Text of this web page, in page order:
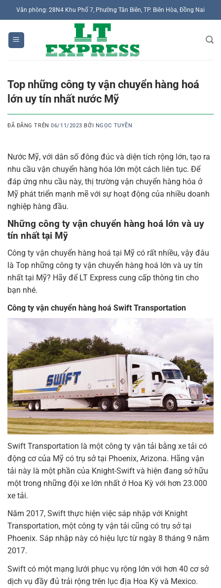
Chuyển
đến
nội
dung
Văn phòng: 28N4 Khu Phố 7, Phường Tân Biên, TP. Biên Hòa, Đồng Nai
Top những công ty vận chuyển hàng hoá
lớn uy tín nhất nước Mỹ
ĐÃ ĐĂNG TRÊN06/11/2023 BỞI NGỌC TUYỀN
Nước Mỹ, với dân số đông đúc và diện tích rộng lớn, tạo ra
nhu cầu vận chuyển hàng hóa lớn một cách liên tục. Để
đáp ứng nhu cầu này, thị trường vận chuyển hàng hóa ở
Mỹ phát triển mạnh mẽ với sự hoạt động của nhiều doanh
nghiệp hàng đầu.
Những công ty vận chuyển hàng hoá lớn và uy
tín nhất tại Mỹ
Công ty vận chuyển hàng hoá tại Mỹ có rất nhiều, vậy đâu
là Top những công ty vận chuyển hàng hoá lớn và uy tín
nhất tại Mỹ? Hãy để LT Express cung cấp thông tin cho
bạn nhé.
Công ty vận chuyển hàng hoá Swift Transportation
Swift Transportation là một công ty vận tải bằng xe tải có
động cơ của Mỹ có trụ sở tại Phoenix, Arizona. Hãng vận
tải này là một phần của Knight-Swift và hiện đang sở hữu
một trong những đội xe lớn nhất ở Hoa Kỳ với hơn 23.000
xe tải.
Năm 2017, Swift thực hiện việc sáp nhập với Knight
Transportation, một công ty vận tải cũng có trụ sở tại
Phoenix. Sáp nhập này có hiệu lực từ ngày 8 tháng 9 năm
2017.
Swift có một mạng lưới phục vụ rộng lớn với hơn 40 cơ sở
dịch vụ đầy đủ trải rộng trên lục địa Hoa Kỳ và Mexico.